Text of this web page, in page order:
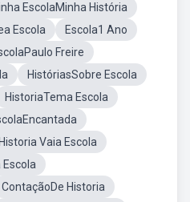
EscolaMinha História
Escola
Escola1 Ano
Freire
HistóriasSobre Escola
HistoriaTema Escola
Historia Vaia Escola
ContaçãoDe Historia